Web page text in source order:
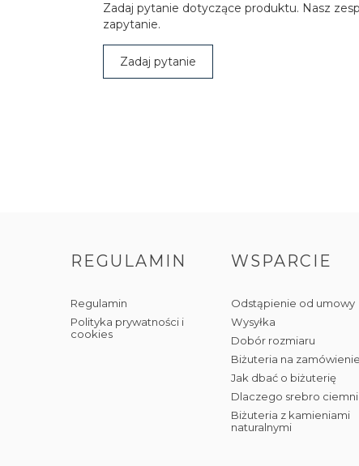
Zadaj pytanie dotyczące produktu. Nasz
zapytanie.
Zadaj pytanie
REGULAMIN
Regulamin
Polityka prywatności i
cookies
WSPARCIE
Odstąpienie od umowy
Wysyłka
Dobór rozmiaru
Biżuteria na zamówienie
Jak dbać o biżuterię
Dlaczego srebro
Biżuteria z kamieniami
naturalnymi